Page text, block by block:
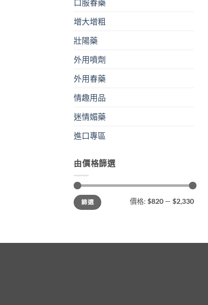
口服春藥
增大增粗
壯陽藥
外用噴劑
外用春藥
情趣用品
迷情媚藥
進口專區
由價格篩選
最
低
價
最
高
價
篩選 價格: $820 — $2,330